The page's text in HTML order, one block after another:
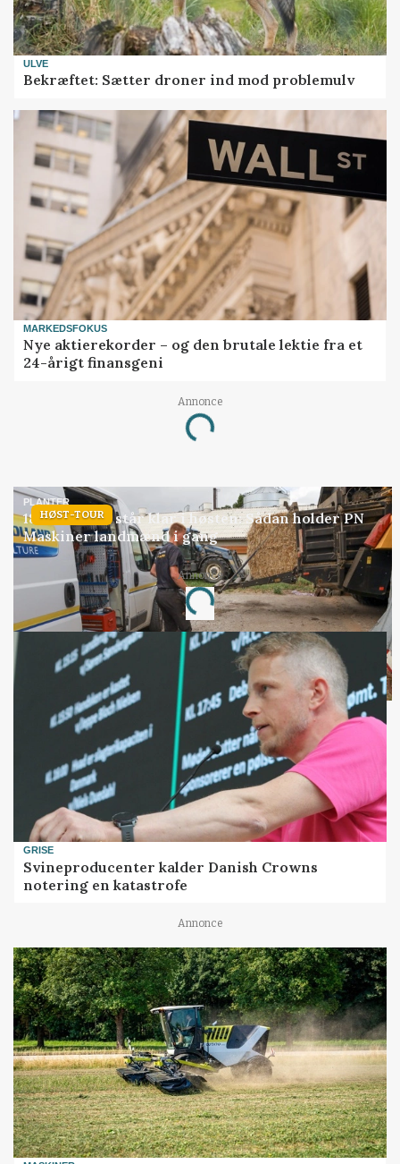
ULVE
Bekræftet: Sætter droner ind mod problemulv
MARKEDSFOKUS
Nye aktierekorder – og den brutale lektie fra et
24-årigt finansgeni
Annonce
Loading...
HØST-TOUR
PLANTER
18 montører står klar i høsten: Sådan holder PN
Maskiner landmænd i gang
Annonce
Loading...
GRISE
Svineproducenter kalder Danish Crowns
notering en katastrofe
Annonce